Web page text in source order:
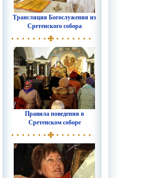
Трансляция Богослужения из
Сретенского собора
Правила поведения в
Сретенском соборе